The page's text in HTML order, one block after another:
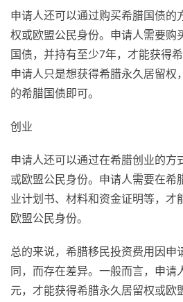
申请人还可以通过购买希腊国债的
权或欧盟公民身份。申请人需要购
国债，并持有至少7年，才能获得
申请人只是想获得希腊永久居留权
的希腊国债即可。
创业
申请人还可以通过在希腊创业的方
或欧盟公民身份。申请人需要在希
业计划书、材料和资金证明等，才
欧盟公民身份。
总的来说，希腊移民投资费用因申
同，而存在差异。一般而言，申请
元，才能获得希腊永久居留权或欧